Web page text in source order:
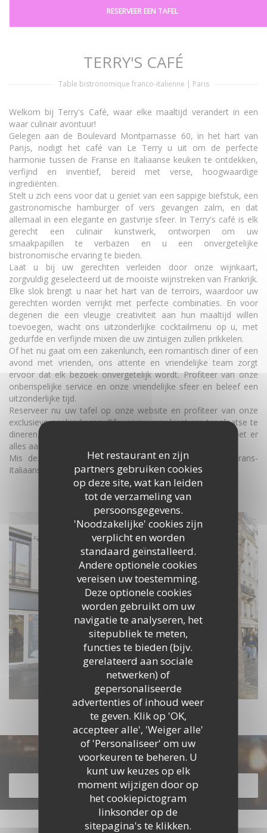
Het restaurant en zijn
partners gebruiken cookies
op deze site, wat kan leiden
tot de verzameling van
persoonsgegevens.
'Noodzakelijke' cookies zijn
verplicht en worden
standaard geïnstalleerd.
Andere optionele cookies
vereisen uw toestemming.
Deze optionele cookies
worden gebruikt om uw
navigatie te analyseren, het
sitepubliek te meten,
functies te bieden (bijv.
gerelateerd aan sociale
netwerken) of
gepersonaliseerde
advertenties of inhoud weer
te geven. Klik op 'OK,
accepteer alle', 'Weiger alle'
of 'Personaliseer' om uw
voorkeuren te beheren. U
kunt uw keuzes op elk
moment wijzigen door op
het cookiepictogram
linksonder op de
sitepagina's te klikken.
RESERVEER EEN TAFEL
TERRY'S CAFÉ
Table bistronomique franco-italienne | Paris
Welkom bij Terry's Café, waar elke maaltijd verandert in een
waar culinair avontuur!
Gelegen aan de Boulevard Montparnasse 60, in het hart van
Parijs, nodigt het café van Le Terry u uit om de perfecte
harmonie tussen de Franse en Italiaanse keuken te ontdekken,
verfijnd en inventief, bereid met verse, hoogwaardige
ingrediënten.
Stelt u zich eens voor dat u geniet van een sappige biefstuk, een
gastronomische hamburger of vers gevangen zalm, en dat
allemaal in een elegante en gastvrije sfeer. In Terry's café is elk
gerecht een culinair kunstwerk, ontworpen om uw
smaakpapillen te verbazen en u een onvergetelijke
bistronomische ervaring te bieden.
Laat u bij uw gerechten verleiden door onze wijnkaart,
zorgvuldig geselecteerd uit de mooiste wijnstreken van Frankrijk.
Elke slok brengt u naar het hart van de terroirs, waardoor uw
gerechten worden verrijkt met perfecte combinaties. En voor
degenen die een vleugje creativiteit aan hun maaltijd willen
toevoegen, wacht ons uitzonderlijke cocktailmenu op u, met
gedurfde en verfijnde mixen die uw zintuigen zullen prikkelen.
Of het nu gaat om een zakenlunch, een romantisch diner of een
avond met vrienden, ons attente en vriendelijke team zorgt
ervoor dat elk bezoek onvergetelijk wordt. Profiteer van onze
onberispelijke service en onze vriendelijke sfeer en beleef een
uitzonderlijke tijd.
Reserveer nu uw tafel op onze website en profiteer van onze
exclusieve aanbiedingen. Of u er nu voor kiest om ter plaatse te
dineren, af te halen of te laten bezorgen, Terry's Café doet er
alles aan om u onberispelijke kwaliteit en service te bieden.
Mis deze kans niet om de voortreffelijkheid van de Frans-
Italiaanse keuken in het hart van Parijs te ontdekken!
ONTDEK HET GEBIED
Ontdek ons menu
ONTDEK ONS MENU